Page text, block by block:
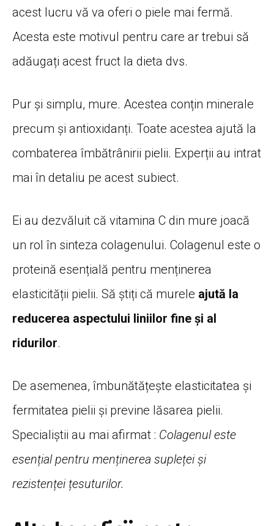
acest lucru vă va oferi o piele mai fermă.
Acesta este motivul pentru care ar trebui să
adăugați acest fruct la dieta dvs.
Pur și simplu, mure. Acestea conțin minerale
precum și antioxidanți. Toate acestea ajută la
combaterea îmbătrânirii pielii. Experții au intrat
mai în detaliu pe acest subiect.
Ei au dezvăluit că vitamina C din mure joacă
un rol în sinteza colagenului. Colagenul este o
proteină esențială pentru menținerea
elasticității pielii. Să știți că murele ajută la
reducerea aspectului liniilor fine și al
ridurilor.
De asemenea, îmbunătățește elasticitatea și
fermitatea pielii și previne lăsarea pielii.
Specialiștii au mai afirmat : Colagenul este
esențial pentru menținerea supleței și
rezistenței țesuturilor.